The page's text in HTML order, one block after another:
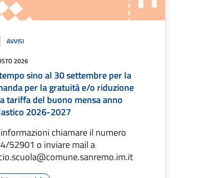
AVVISI
2026
sino al 30 settembre per la
per la gratuità e/o riduzione
tariffa del buono mensa anno
2026-2027
chiamare il numero
52901 o inviare mail a